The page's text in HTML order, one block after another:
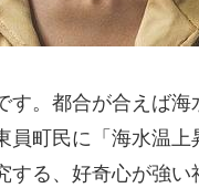
す。都合が合えば
員町民に「海水温
する、好奇心が強